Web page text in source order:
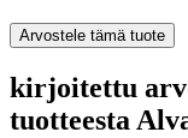
Arvostele tämä tuote
kirjoitettu
tuotteesta